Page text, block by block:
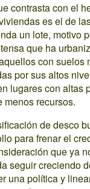
contrasta con el
es el de
un lote, motivo
que ha
con suelos
por sus altos
lugares con altas
menos recursos.
de desco
para frenar el
que ya
seguir creciendo
una política y